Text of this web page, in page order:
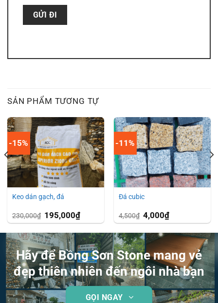
SẢN PHẨM TƯƠNG TỰ
-15%
Keo dán gạch, đá
230,000₫ Giá
gốc
230,000₫.
195,000₫Giá
hiện
là:
195,000₫.
-11%
Đá cubic
4,500₫ Giá
gốc
4,500₫.
4,000₫Giá
hiện
là:
4,000₫.
Hãy để Bồng Sơn Stone mang vẻ
đẹp thiên nhiên đến ngôi nhà bạn
GỌI NGAY